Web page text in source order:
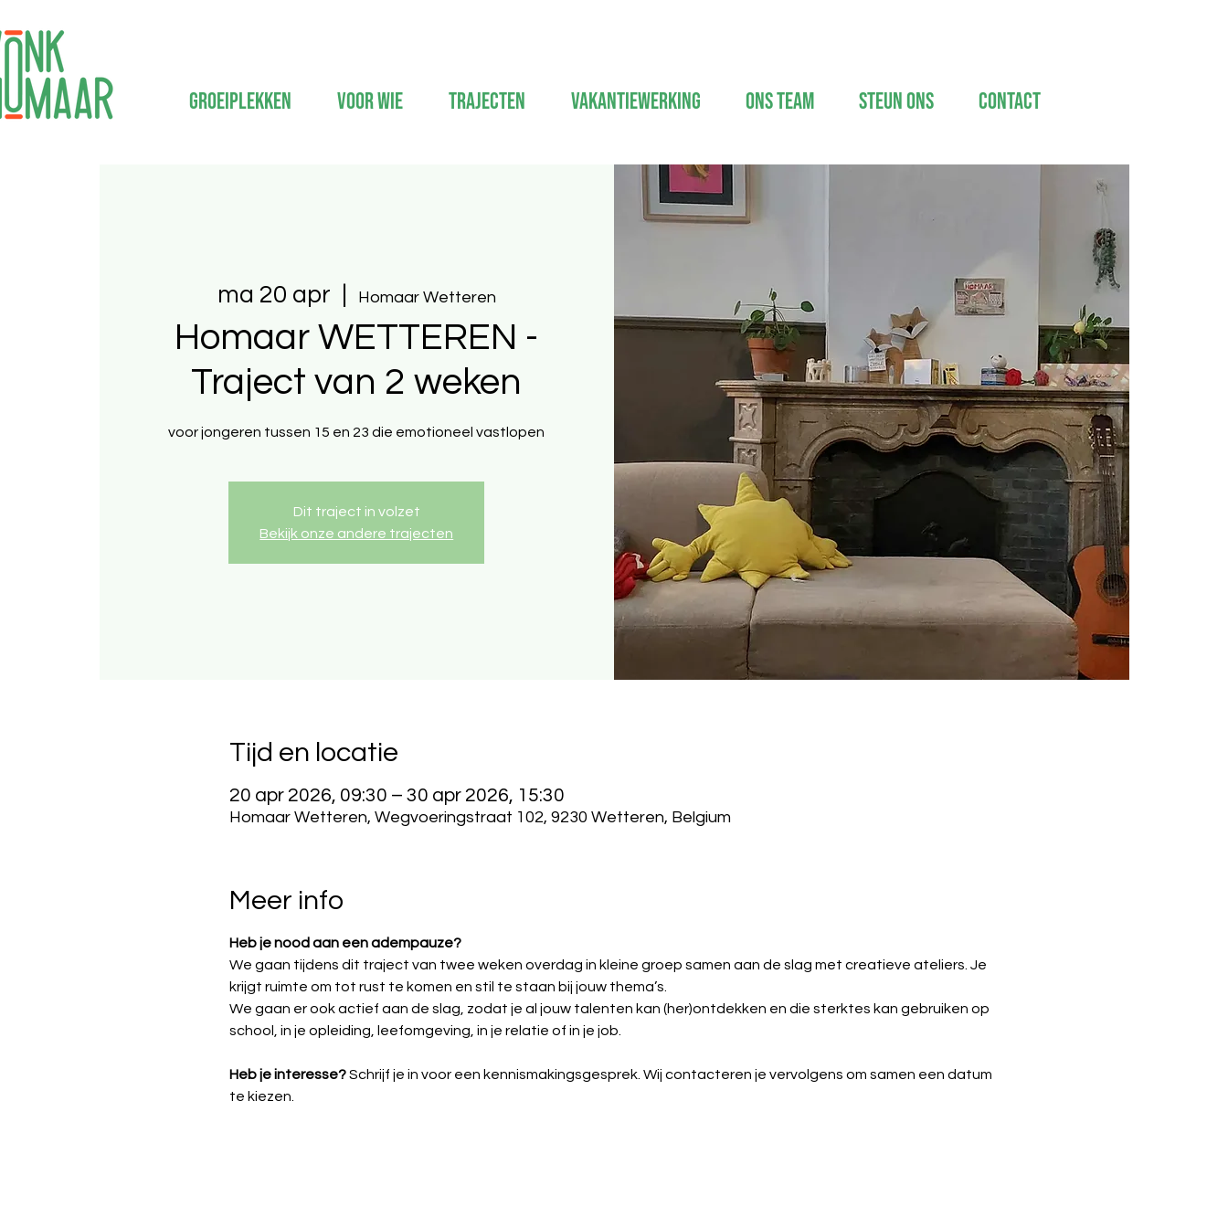
Groeiplekken Voor wie Trajecten Vakantiewerking Ons Team Steun ons Contact
ma 20 apr Homaar Wetteren
Homaar WETTEREN -
Traject van 2 weken
voor jongeren tussen 15 en 23 die emotioneel vastlopen
Dit traject in volzet
Bekijk onze andere trajecten
Tijd en locatie
20 apr 2026, 09:30 – 30 apr 2026, 15:30
Homaar Wetteren, Wegvoeringstraat 102, 9230 Wetteren, Belgium
Meer info
Heb je nood aan een adempauze?
We gaan tijdens dit traject van twee weken overdag in kleine groep samen aan de slag met creatieve ateliers. Je
krijgt ruimte om tot rust te komen en stil te staan bij jouw thema’s.
We gaan er ook actief aan de slag, zodat je al jouw talenten kan (her)ontdekken en die sterktes kan gebruiken op
school, in je opleiding, leefomgeving, in je relatie of in je job.
Heb je interesse? Schrijf je in voor een kennismakingsgesprek. Wij contacteren je vervolgens om samen een datum
te kiezen.